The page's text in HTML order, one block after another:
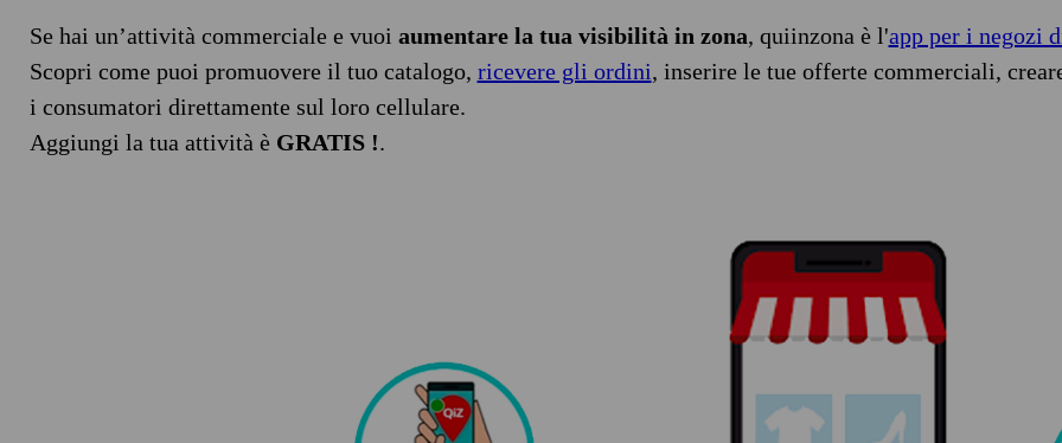
Se hai un’attività commerciale e vuoi aumentare la tua visibilità in zona, quiinzona è l'app per i negozi
Scopri come puoi promuovere il tuo catalogo, ricevere gli ordini, inserire le tue offerte commerciali,
i consumatori direttamente sul loro cellulare.
Aggiungi la tua attività è GRATIS !.